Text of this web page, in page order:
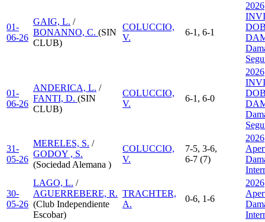
01-
06-26
GAIG, L. /
BONANNO, C. (SIN
CLUB)
COLUCCIO,
V.
6-1, 6-1
2026
01-
06-26
ANDERICA, L. /
FANTI, D. (SIN
CLUB)
COLUCCIO,
V.
6-1, 6-0
2026
31-
05-26
MERELES, S. /
GODOY , S.
(Sociedad Alemana )
COLUCCIO,
V.
7-5, 3-6,
6-7 (7)
2026
30-
05-26
LAGO, L. /
AGUERREBERE, R.
(Club Independiente
Escobar)
TRACHTER,
A.
0-6, 1-6
2026